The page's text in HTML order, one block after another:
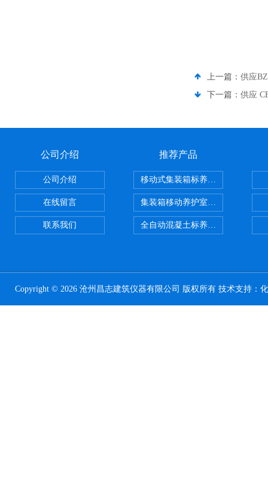
上一篇： 供应
下一篇： 供应
公司介绍
公司介绍
在线留言
联系我们
推荐产品
移动式集装箱标养室 养护室设备
集装箱移动养护室 标养室
全自动混凝土标养室恒温恒湿设备
Copyright © 2026 沧州昌志建筑仪器有限公司 版权所有 技术支持：